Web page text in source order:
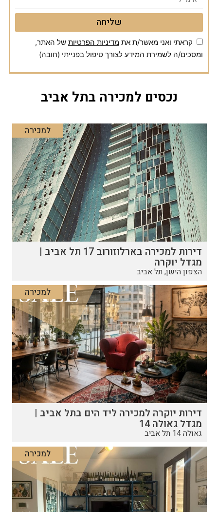
שליחה
קראתי ואני מאשר/ת את מדיניות הפרטיות של האתר,
ומסכים/ה לשמירת המידע לצורך טיפול בפנייתי (חובה)
נכסים למכירה בתל אביב
למכירה
דירות למכירה בארלוזורוב 17 תל אביב |
מגדל יוקרה
הצפון הישן, תל אביב
למכירה
דירות יוקרה למכירה ליד הים בתל אביב |
מגדל גאולה 14
גאולה 14 תל אביב
למכירה